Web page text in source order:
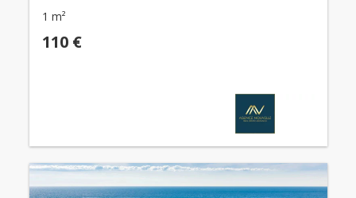
1 m²
110 €